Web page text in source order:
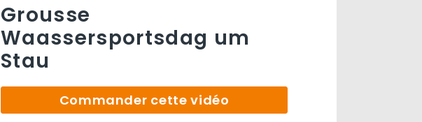
Grousse
Waassersportsdag um
Stau
Commander cette vidéo